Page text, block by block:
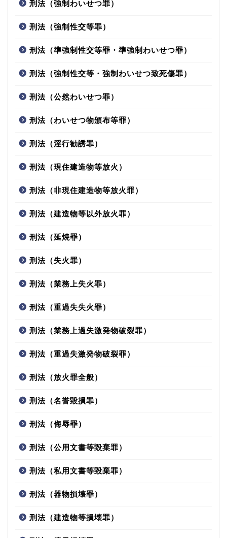
刑法（強制わいせつ罪）
刑法（強制性交等罪）
刑法（準強制性交等罪・準強制わいせつ罪）
刑法（強制性交等・強制わいせつ致死傷罪）
刑法（公然わいせつ罪）
刑法（わいせつ物頒布等罪）
刑法（淫行勧誘罪）
刑法（現住建造物等放火）
刑法（非現住建造物等放火罪）
刑法（建造物等以外放火罪）
刑法（延焼罪）
刑法（失火罪）
刑法（業務上失火罪）
刑法（重過失失火罪）
刑法（業務上過失激発物破裂罪）
刑法（重過失激発物破裂罪）
刑法（放火罪全般）
刑法（名誉毀損罪）
刑法（侮辱罪）
刑法（公用文書等毀棄罪）
刑法（私用文書等毀棄罪）
刑法（器物損壊罪）
刑法（建造物等損壊罪）